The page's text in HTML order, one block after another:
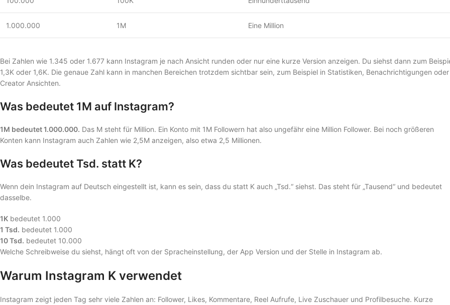
1.000.000 1M Eine Million
Bei Zahlen wie 1.345 oder 1.677 kann Instagram je nach Ansicht runden oder nur eine kurze Version anzeigen. Du siehst dann zum
1,3K oder 1,6K. Die genaue Zahl kann in manchen Bereichen trotzdem sichtbar sein, zum Beispiel in Statistiken, Benachrichtigungen oder
Creator Ansichten.
Was bedeutet 1M auf Instagram?
1M bedeutet 1.000.000. Das M steht für Million. Ein Konto mit 1M Followern hat also ungefähr eine Million Follower. Bei noch größeren
Konten kann Instagram auch Zahlen wie 2,5M anzeigen, also etwa 2,5 Millionen.
Was bedeutet Tsd. statt K?
Wenn dein Instagram auf Deutsch eingestellt ist, kann es sein, dass du statt K auch „Tsd.“ siehst. Das steht für „Tausend“ und bedeutet
dasselbe.
1K bedeutet 1.000
1 Tsd. bedeutet 1.000
10 Tsd. bedeutet 10.000
Welche Schreibweise du siehst, hängt oft von der Spracheinstellung, der App Version und der Stelle in Instagram ab.
Warum Instagram K verwendet
Instagram zeigt jeden Tag sehr viele Zahlen an: Follower, Likes, Kommentare, Reel Aufrufe, Live Zuschauer und Profilbesuche. Kurze